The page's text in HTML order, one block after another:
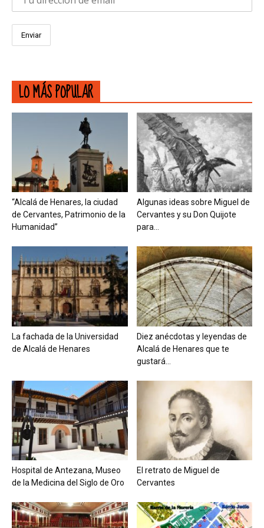
LO MÁS POPULAR
“Alcalá de Henares, la ciudad
de Cervantes, Patrimonio de la
Humanidad”
Algunas ideas sobre Miguel de
Cervantes y su Don Quijote
para...
La fachada de la Universidad
de Alcalá de Henares
Diez anécdotas y leyendas de
Alcalá de Henares que te
gustará...
Hospital de Antezana, Museo
de la Medicina del Siglo de Oro
El retrato de Miguel de
Cervantes